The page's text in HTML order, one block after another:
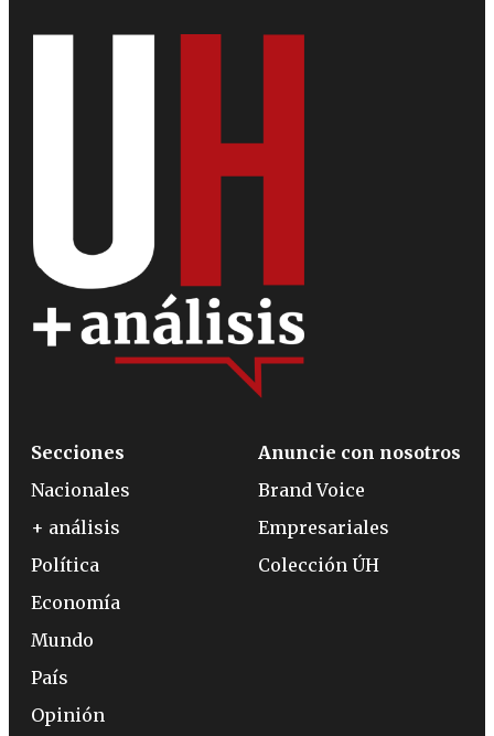
Secciones
Nacionales
+ análisis
Política
Economía
Mundo
País
Opinión
Anuncie con nosotros
Brand Voice
Empresariales
Colección ÚH